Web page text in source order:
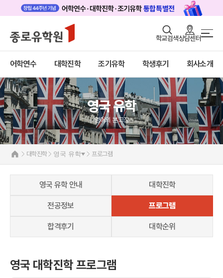
학교검색상담센터
어학연수 대학진학 조기유학 학생후기 회사소개
로그인 회원가입
어학연수
대학진학
조기/캠프
프로그램
학생후기
고객서비스
유학가이드
종로유학원
미국
캐나다
영국
영국 유학 안내
대학진학
전공정보
프로그램
대학순위
호주
일본
해외유학 정보
영국 유학
영어의 본고장
대학진학 영국 유학 프로그램
영국 유학 안내 대학진학
전공정보 프로그램
합격후기 대학순위
영국 대학진학 프로그램